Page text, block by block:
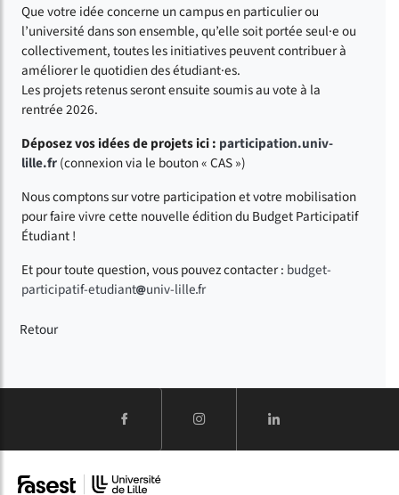
Que votre idée concerne un campus en particulier ou
l’université dans son ensemble, qu’elle soit portée seul·e ou
collectivement, toutes les initiatives peuvent contribuer à
améliorer le quotidien des étudiant·es.
Les projets retenus seront ensuite soumis au vote à la
rentrée 2026.
Déposez vos idées de projets ici : participation.univ-
lille.fr(connexion via le bouton « CAS »)
Nous comptons sur votre participation et votre mobilisation
pour faire vivre cette nouvelle édition du Budget Participatif
Étudiant !
Et pour toute question, vous pouvez contacter : budget-
participatif-etudiant univ-lillefr
Retour